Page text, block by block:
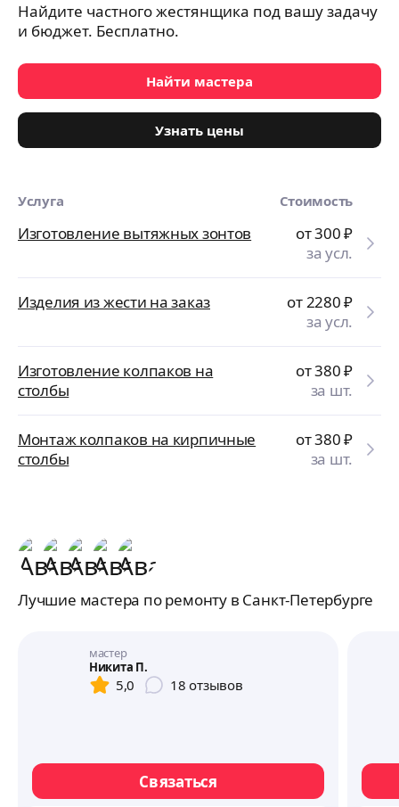
Найдите частного жестянщика под вашу задачу
и бюджет. Бесплатно.
Найти мастера
Узнать цены
Услуга Стоимость
Изготовление вытяжных зонтов от 300₽
за усл.
Изделия из жести на заказ от 2280₽
за усл.
Изготовление колпаков на
столбы
от 380₽
за шт.
Монтаж колпаков на кирпичные
столбы
от 380₽
за шт.
Лучшие мастера по ремонту в Санкт-Петербурге
мастер
Никита П.
5,0 18 отзывов
Связаться